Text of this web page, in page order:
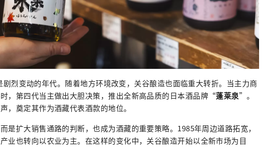
烈变动的年代。随着地方环境改变，关谷酿造也面临重大转折。当主力商
，第四代当主做出大胆决策，推出全新高品质的日本酒品牌“蓬莱泉”。
，奠定其作为酒藏代表酒款的地位。
是扩大销售通路的判断，也成为酒藏的重要策略。1985年周边道路拓宽，
业也转向以农业为主。在这样的变化中，关谷酿造开始以全新市场为目